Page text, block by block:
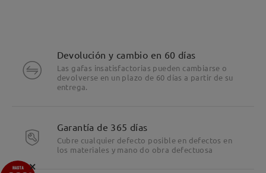
Devolución y cambio en 60 días
Las gafas insatisfactorias pueden cambiarse o
devolverse en un plazo de 60 días a partir de su
entrega.
Garantía de 365 días
Cubre cualquier defecto posible en defectos en
los materiales y mano do obra defectuosa
×